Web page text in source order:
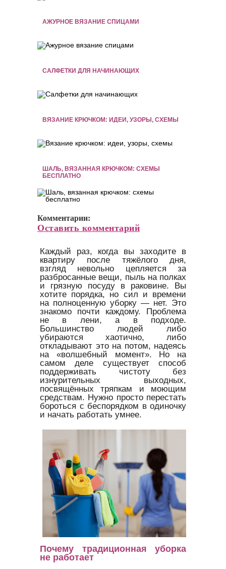
АЖУРНОЕ ВЯЗАНИЕ СПИЦАМИ
САЛФЕТКИ ДЛЯ НАЧИНАЮЩИХ
ВЯЗАНИЕ КРЮЧКОМ: ИДЕИ, УЗОРЫ, СХЕМЫ
ШАЛЬ, ВЯЗАННАЯ КРЮЧКОМ: СХЕМЫ
БЕСПЛАТНО
Комментарии:
Оставить комментарий
Каждый раз, когда вы заходите в
квартиру после тяжёлого дня,
взгляд невольно цепляется за
разбросанные вещи, пыль на полках
и грязную посуду в раковине. Вы
хотите порядка, но сил и времени
на полноценную уборку — нет. Это
знакомо почти каждому. Проблема
не в лени, а в подходе.
Большинство людей либо
убираются хаотично, либо
откладывают это на потом, надеясь
на «волшебный момент». Но на
самом деле существует способ
поддерживать чистоту без
изнурительных выходных,
посвящённых тряпкам и моющим
средствам. Нужно просто перестать
бороться с беспорядком в одиночку
и начать работать умнее.
Почему традиционная уборка
не работает